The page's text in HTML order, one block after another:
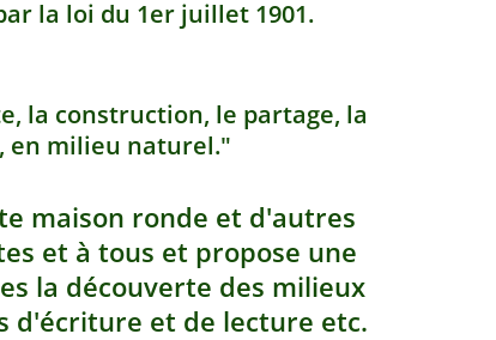
la loi du 1er juillet 1901.
la construction, le partage, la
en milieu naturel."
maison ronde et d'autres
et à tous et propose une
la découverte des milieux
d'écriture et de lecture etc.